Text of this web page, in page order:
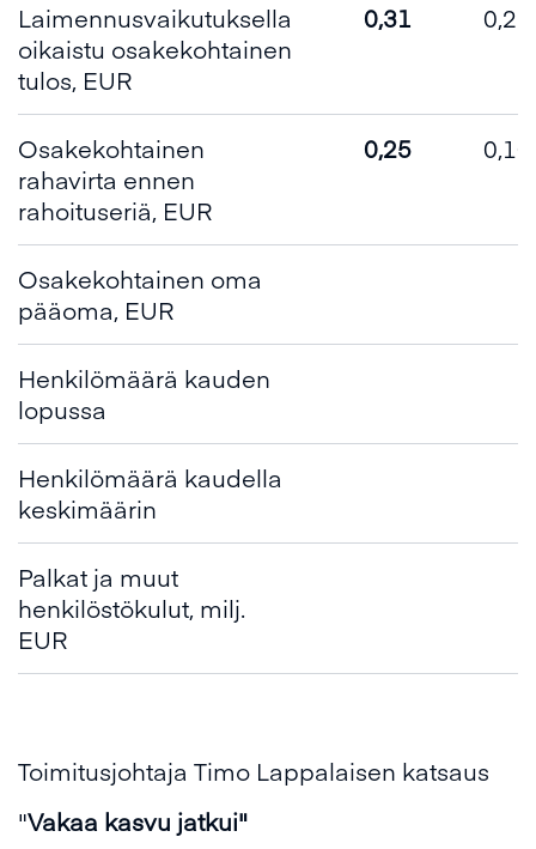
Laimennusvaikutuksella
oikaistu osakekohtainen
tulos, EUR
0,31 0,26
Osakekohtainen
rahavirta ennen
rahoituseriä, EUR
0,25 0,10
Osakekohtainen oma
pääoma, EUR
Henkilömäärä kauden
lopussa
Henkilömäärä kaudella
keskimäärin
Palkat ja muut
henkilöstökulut, milj.
EUR
Toimitusjohtaja Timo Lappalaisen katsaus
"Vakaa kasvu jatkui"